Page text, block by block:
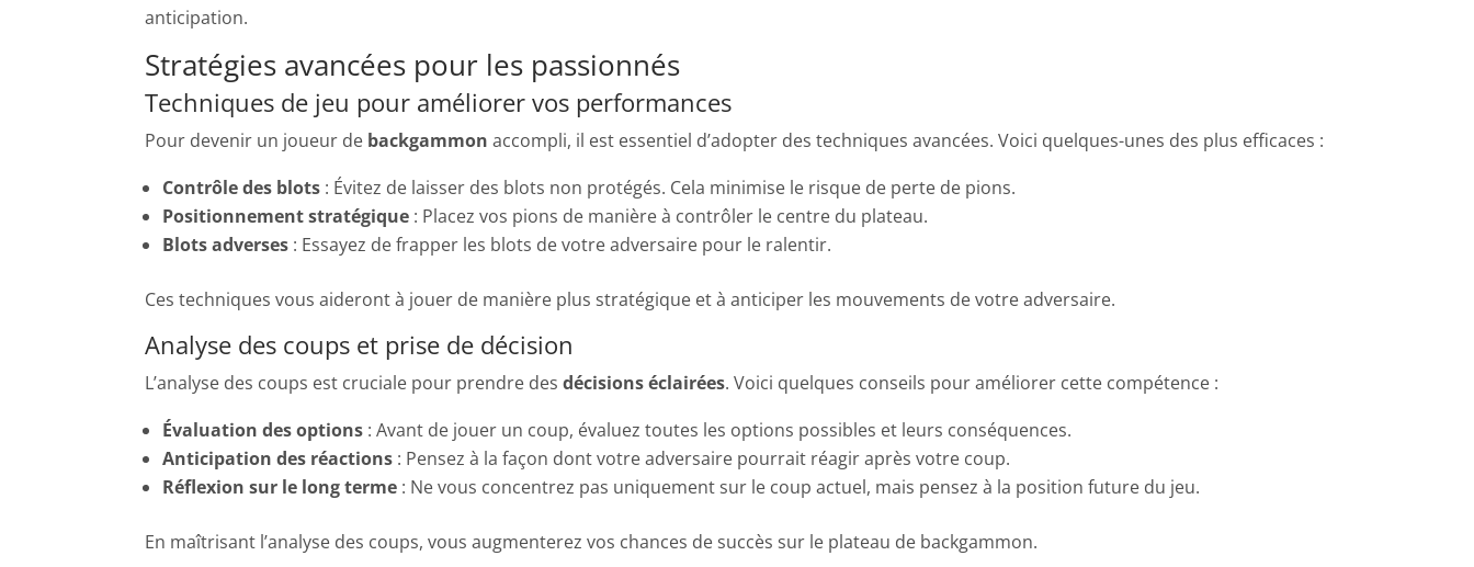
anticipation.
Stratégies avancées pour les passionnés
Techniques de jeu pour améliorer vos performances
Pour devenir un joueur de backgammon accompli, il est essentiel d’adopter des techniques avancées. Voici quelques-unes des plus efficaces :
Contrôle des blots : Évitez de laisser des blots non protégés. Cela minimise le risque de perte de pions.
Positionnement stratégique : Placez vos pions de manière à contrôler le centre du plateau.
Blots adverses : Essayez de frapper les blots de votre adversaire pour le ralentir.
Ces techniques vous aideront à jouer de manière plus stratégique et à anticiper les mouvements de votre adversaire.
Analyse des coups et prise de décision
L’analyse des coups est cruciale pour prendre des décisions éclairées. Voici quelques conseils pour améliorer cette compétence :
Évaluation des options : Avant de jouer un coup, évaluez toutes les options possibles et leurs conséquences.
Anticipation des réactions : Pensez à la façon dont votre adversaire pourrait réagir après votre coup.
Réflexion sur le long terme : Ne vous concentrez pas uniquement sur le coup actuel, mais pensez à la position future du jeu.
En maîtrisant l’analyse des coups, vous augmenterez vos chances de succès sur le plateau de backgammon.